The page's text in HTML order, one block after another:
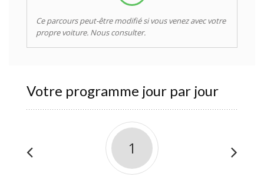
Ce parcours peut-être modifié si vous venez avec votre
propre voiture. Nous consulter.
Votre programme jour par jour
1